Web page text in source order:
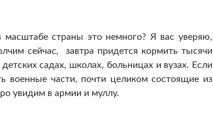
масштабе страны это немного? Я вас уверяю,
сейчас, завтра придется кормить тысячи
садах, школах, больницах и вузах. Если
военные части, почти целиком состоящие из
увидим в армии и муллу.